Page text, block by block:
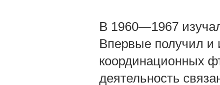
В 1960—1967
Впервые получил и
координационных
деятельность